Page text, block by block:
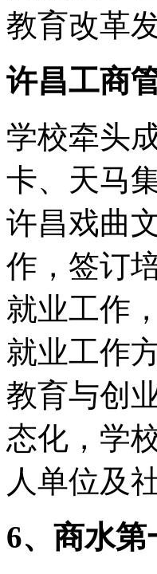
教育改革
许昌工商
学校牵头
卡、天马
许昌戏曲
作，签订
就业工作
就业工作
教育与创
态化，学
人单位及
6、商水